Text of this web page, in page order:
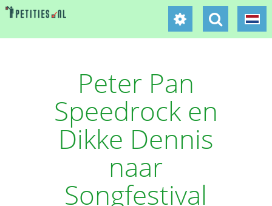
Peter Pan
Speedrock en
Dikke Dennis
naar
Songfestival